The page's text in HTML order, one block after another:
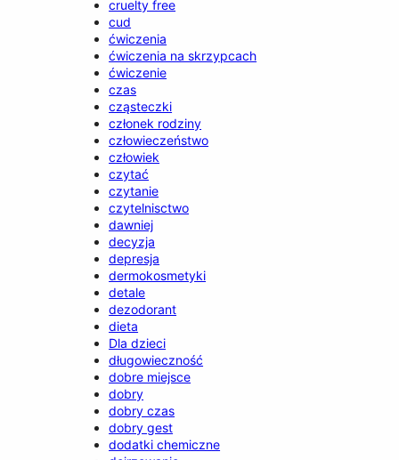
cruelty free
cud
ćwiczenia
ćwiczenia na skrzypcach
ćwiczenie
czas
cząsteczki
członek rodziny
człowieczeństwo
człowiek
czytać
czytanie
czytelnisctwo
dawniej
decyzja
depresja
dermokosmetyki
detale
dezodorant
dieta
Dla dzieci
długowieczność
dobre miejsce
dobry
dobry czas
dobry gest
dodatki chemiczne